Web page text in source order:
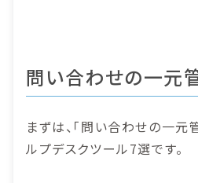
問い合わせの一元
まずは、「問い合わせの一元
ルプデスクツール7選です。